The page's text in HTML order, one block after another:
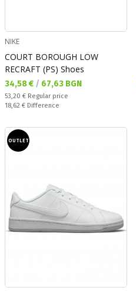
NIKE
COURT BOROUGH LOW
RECRAFT (PS) Shoes
Текуща цена:
34,58 € / 67,63 BGN
Regular price:
53,20 € Regular price
Спестявате:
18,62 € Difference
OUTLET